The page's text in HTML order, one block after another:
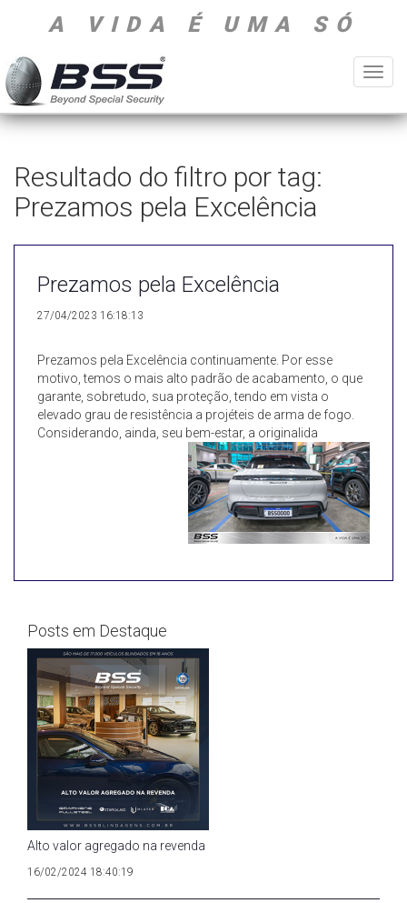
A VIDA É UMA SÓ
Resultado do filtro por tag:
Prezamos pela Excelência
Prezamos pela Excelência
27/04/2023 16:18:13
Prezamos pela Excelência continuamente. Por esse
motivo, temos o mais alto padrão de acabamento, o que
garante, sobretudo, sua proteção, tendo em vista o
elevado grau de resistência a projéteis de arma de fogo.
Considerando, ainda, seu bem-estar, a originalida
Posts em Destaque
Alto valor agregado na revenda
16/02/2024 18:40:19